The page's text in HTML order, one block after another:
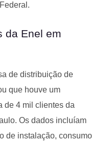
da Enel em
de distribuição de
que houve um
de 4 mil clientes da
Os dados incluíam
de instalação, consumo